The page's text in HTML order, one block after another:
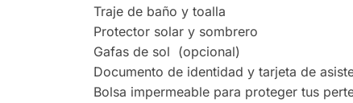
Traje de baño y toalla
Protector solar y sombrero
Gafas de sol (opcional)
Documento de identidad y tarjeta de
Bolsa impermeable para proteger tus